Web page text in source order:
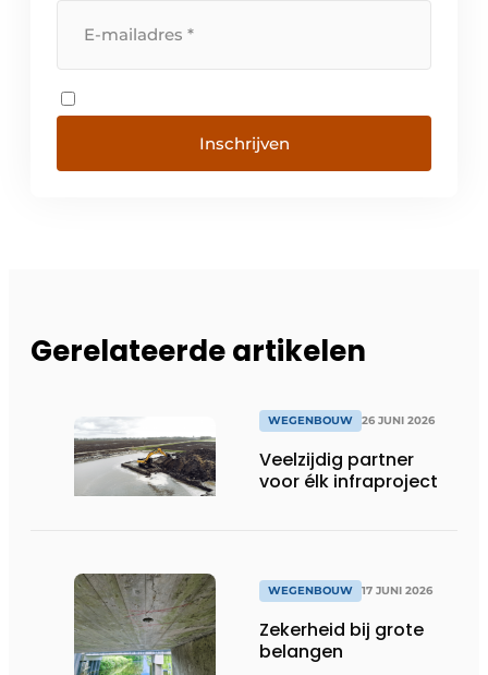
Inschrijven
Gerelateerde artikelen
WEGENBOUW 26 JUNI 2026
Veelzijdig partner
voor élk infraproject
WEGENBOUW 17 JUNI 2026
Zekerheid bij grote
belangen